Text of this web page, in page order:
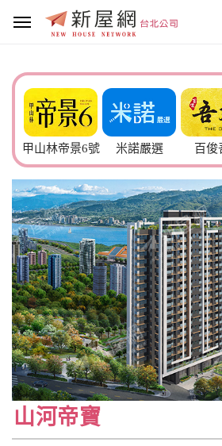
甲山林帝景6號 米諾嚴選 百俊吾雙
山河帝寶